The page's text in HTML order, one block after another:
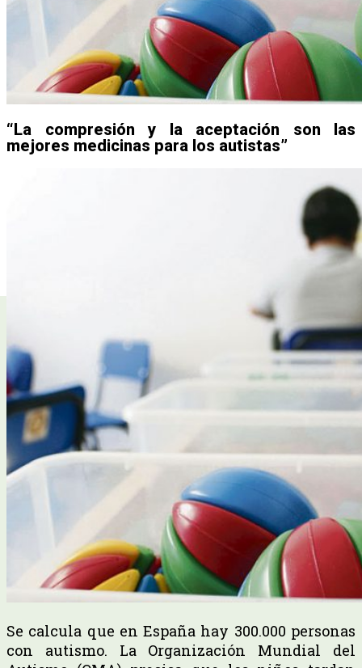
“La compresión y la aceptación son las
mejores medicinas para los autistas”
Se calcula que en España hay 300.000 personas
con autismo. La Organización Mundial del